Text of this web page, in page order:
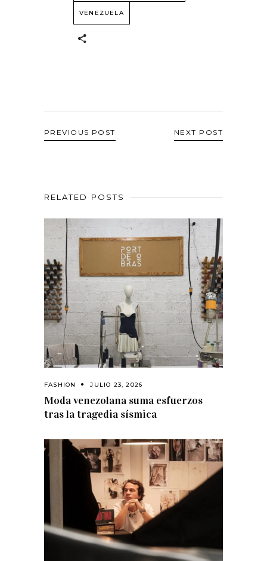
VENEZUELA
PREVIOUS POST NEXT POST
RELATED POSTS
FASHION JULIO 23, 2026
Moda venezolana suma esfuerzos
tras la tragedia sísmica